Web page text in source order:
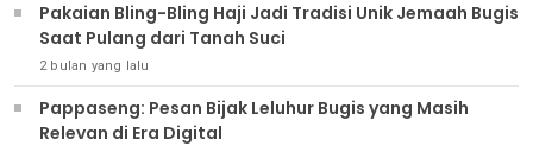
Pakaian Bling-Bling Haji Jadi Tradisi Unik Jemaah Bugis
Saat Pulang dari Tanah Suci
2 bulan yang lalu
Pappaseng: Pesan Bijak Leluhur Bugis yang Masih
Relevan di Era Digital